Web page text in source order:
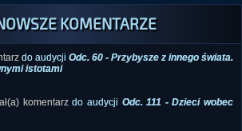
KOMENTARZE
do audycji Odc. 60 - Przybysze z innego świata.
istotami
komentarzdo audycji Odc. 111 - Dzieci wobec